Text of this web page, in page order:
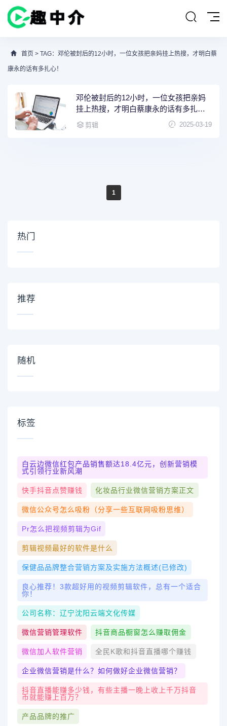
首页 > TAG：邓伦被封后的12小时，一位女孩把亲妈挂上热搜，才明白蔡
康永的话有多扎心！
邓伦被封后的12小时，一位女孩把亲妈
挂上热搜，才明白蔡康永的话有多扎
心！
剪辑 2025-03-19
1
热门
推荐
随机
标签
白云边微信红包产品销售额达18.4亿元，创新营销模
式引领行业新风潮
快手抖音点赞赚钱 化妆品行业微信营销方案正文
微信公众号怎么吸粉（分享一些互联网吸粉思维）
Pr怎么把视频剪辑为gif
剪辑视频最好的软件是什么
保健品品牌整合营销方案及实施方法概述(已修改)
良心推荐！3款超好用的视频剪辑软件，总有一个适合
你！
公司名称：辽宁沈阳云端文化传媒
微信营销管理软件 抖音商品橱窗怎么赚取佣金
微信加人软件营销 全民k歌和抖音直播哪个赚钱
企业微信营销是什么？如何做好企业微信营销？
抖音直播能赚多少钱，有些主播一晚上收上千万抖音
币就能赚上百万？
产品品牌的推广